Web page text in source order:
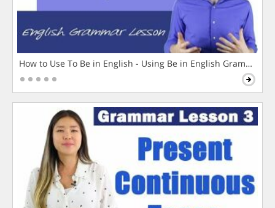
How to Use To Be in English - Using Be in English Grammar